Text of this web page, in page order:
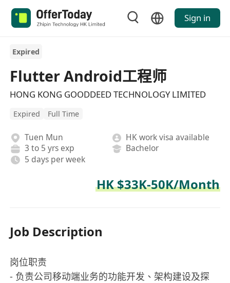
Sign in
Expired
Flutter Android工程师
HONG KONG GOODDEED TECHNOLOGY LIMITED
Expired Full Time
Tuen Mun
HK work visa available
3 to 5 yrs exp
Bachelor
5 days per week
HK $33K-50K/Month
Job Description
岗位职责
- 负责公司移动端业务的功能开发、架构建设及探